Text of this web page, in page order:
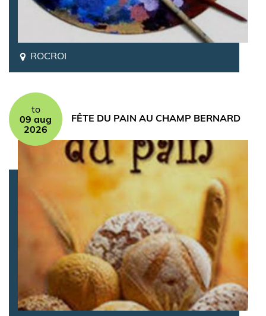
ROCROI
to
09 aug
2026
FÊTE DU PAIN AU CHAMP BERNARD